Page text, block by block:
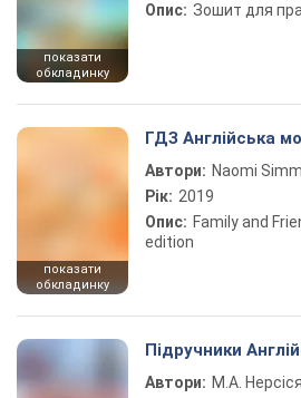
показати
обкладинку
Опис: Зошит для
показати
обкладинку
ГДЗ Англійська
Автори: Naomi
Рік: 2019
Опис: Family and
edition
Підручники
Автори: М.А.